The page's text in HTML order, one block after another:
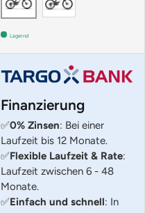
Lagernd
Finanzierung
✅0% Zinsen: Bei einer
Laufzeit bis 12 Monate.
✅Flexible Laufzeit & Rate:
Laufzeit zwischen 6 - 48
Monate.
✅Einfach und schnell: In